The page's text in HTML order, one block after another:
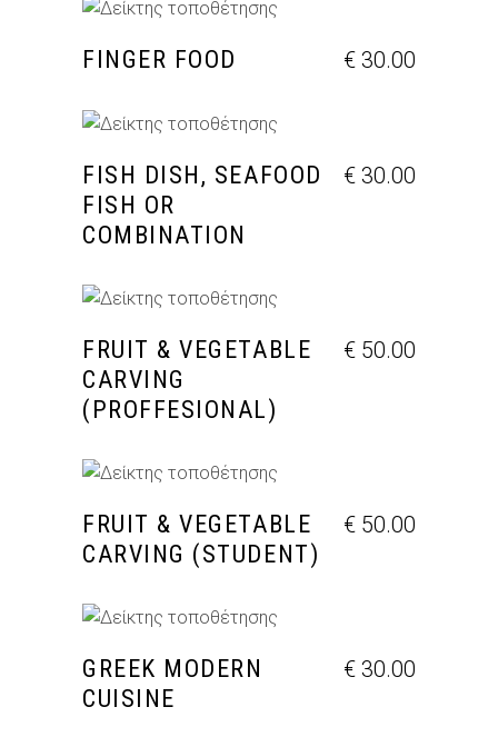
ΠΡΟΣΘΉΚΗ ΣΤΟ ΚΑΛΆΘΙ
FINGER FOOD € 30.00
ΠΡΟΣΘΉΚΗ ΣΤΟ ΚΑΛΆΘΙ
FISH DISH, SEAFOOD
FISH OR
COMBINATION
€ 30.00
ΠΡΟΣΘΉΚΗ ΣΤΟ ΚΑΛΆΘΙ
FRUIT & VEGETABLE
CARVING
(PROFFESIONAL)
€ 50.00
ΠΡΟΣΘΉΚΗ ΣΤΟ ΚΑΛΆΘΙ
FRUIT & VEGETABLE
CARVING (STUDENT)
€ 50.00
ΠΡΟΣΘΉΚΗ ΣΤΟ ΚΑΛΆΘΙ
GREEK MODERN
CUISINE
€ 30.00